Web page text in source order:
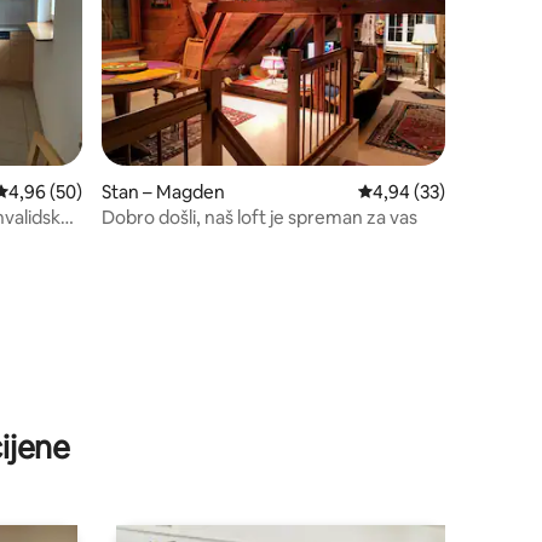
ocjena: 4,96/5, recenzija: 50
4,96 (50)
Stan – Magden Prosječna ocjena:
4,94 (33)
Dobro došli, naš loft je spreman za vas